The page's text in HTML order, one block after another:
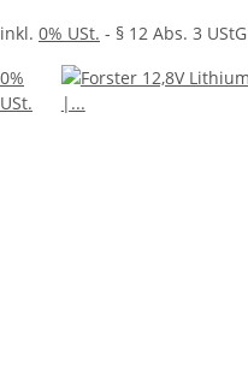
inkl. 0% USt. - § 12 Abs. 3 UStG
0%
USt.